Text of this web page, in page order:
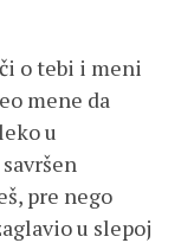
o tebi i meni
mene da
u
pre nego
u slepoj